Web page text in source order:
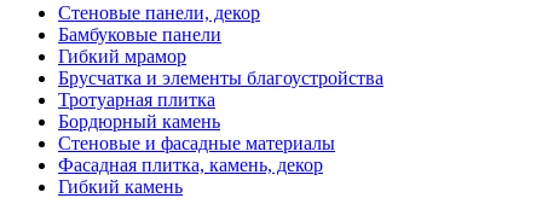
Стеновые панели, декор
Бамбуковые панели
Гибкий мрамор
Брусчатка и элементы благоустройства
Тротуарная плитка
Бордюрный камень
Стеновые и фасадные материалы
Фасадная плитка, камень, декор
Гибкий камень